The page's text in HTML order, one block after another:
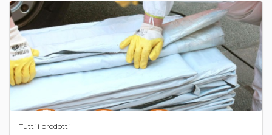
Tutti i prodotti